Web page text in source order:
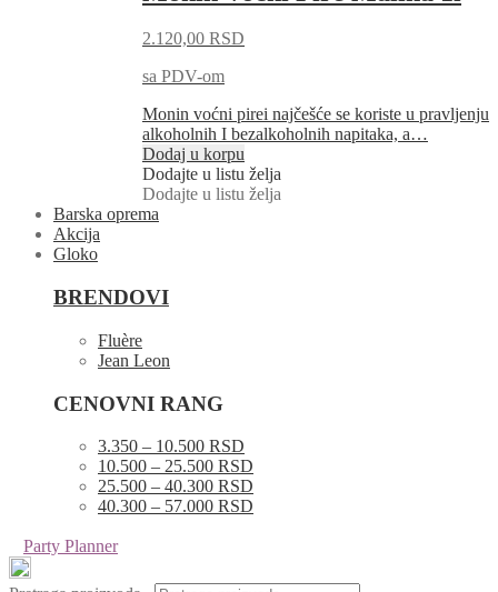
2.120,00 RSD
sa PDV-om
Monin voćni pirei najčešće se koriste u pravljenju
alkoholnih I bezalkoholnih napitaka, a…
Dodaj u korpu
Dodajte u listu želja
Dodajte u listu želja
Barska oprema
Akcija
Gloko
BRENDOVI
Fluère
Jean Leon
CENOVNI RANG
3.350 – 10.500 RSD
10.500 – 25.500 RSD
25.500 – 40.300 RSD
40.300 – 57.000 RSD
Party Planner